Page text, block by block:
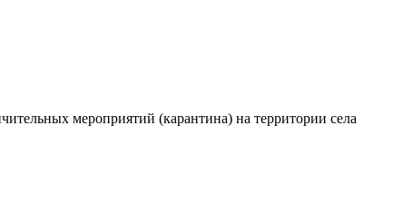
мероприятий (карантина) на территории села